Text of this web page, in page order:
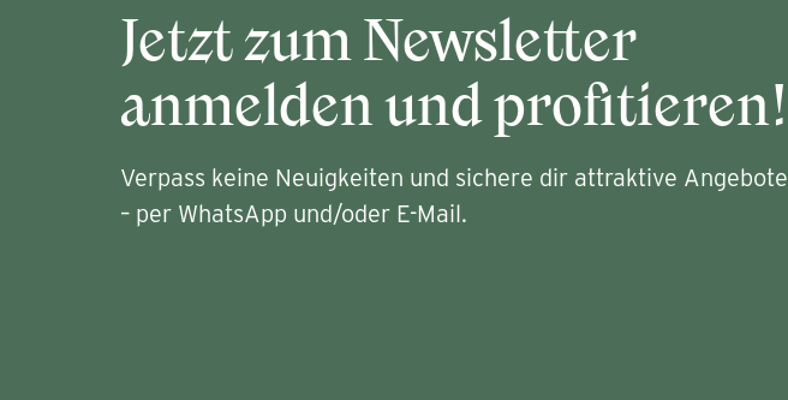
Jetzt zum Newsletter
anmelden und profitieren!
Verpass keine Neuigkeiten und sichere dir attraktive Angebote
– per WhatsApp und/oder E-Mail.